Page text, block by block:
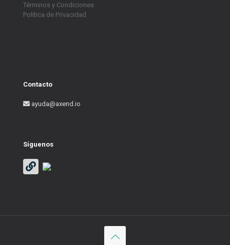
Términos y Condiciones
Política de Privacidad
Contacto
ayuda@axend.io
Síguenos